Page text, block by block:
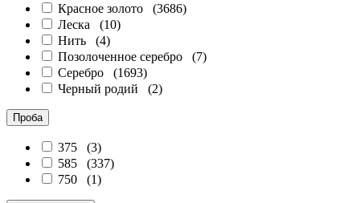
Красное золото (3686)
Леска (10)
Нить (4)
Позолоченное серебро (7)
Серебро (1693)
Черный родий (2)
Проба
375 (3)
585 (337)
750 (1)